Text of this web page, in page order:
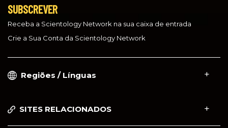
SUBSCREVER
Receba a Scientology Network na sua caixa de entrada
Crie a Sua Conta da Scientology Network
Regiões / Línguas
SITES RELACIONADOS